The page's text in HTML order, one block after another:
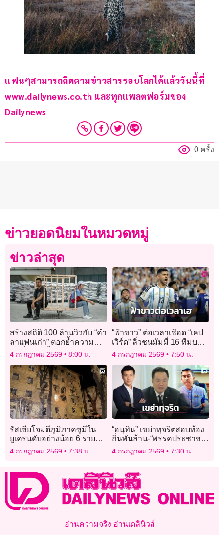
แฟนๆสามารถติดตามข่าวสารรอบโลกได้แล้ววันนี้ที่
www.dailynews.co.th และทุกแพลตฟอร์มของ
Dailynews
0 ครั้ง
ข่าวยอดนิยมในหมวดหมู่
ข่าวล่าสุด
สร้างสถิติ 100 ล้านวิวกับ “คำ
ลาแฟนเก่า” ตอกย้ำความ
สำเร็จอีกครั้งของ “ศาล สาน
4 กรกฎาคม 2569 8:00 น.
“ฟ้าขาว” ต่อเวลาเชือด “เคป
เวิร์ด” ลิ่วชนมัมมี่ 16 ทีมบอล
โลก
4 กรกฎาคม 2569 7:50 น.
รัสเซียโจมตีภูมิภาคซูมีใน
ยูเครนดับอย่างน้อย 6 ราย
หลังเพิ่งถล่มหนักกรุงเคียฟ
4 กรกฎาคม 2569 7:38 น.
“อนุทิน” เขย่าทุจริตสอบท้อง
ถิ่นพันล้าน-“พรรคประชาชน”
พลิกเกมยึดสภา กทม.
4 กรกฎาคม 2569 7:30 น.
อ่านความจริง อ่านเดลินิวส์